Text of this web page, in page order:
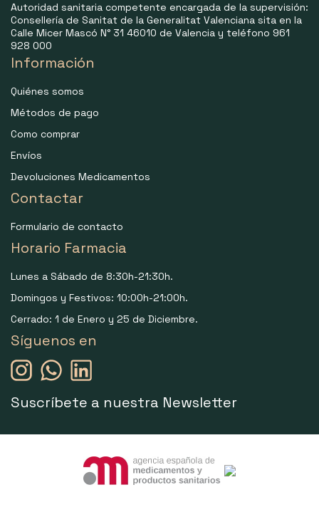
Autoridad sanitaria competente encargada de la supervisión:
Consellería de Sanitat de la Generalitat Valenciana sita en la
Calle Micer Mascó N° 31 46010 de Valencia y teléfono 961
928 000
Información
Quiénes somos
Métodos de pago
Como comprar
Envíos
Devoluciones Medicamentos
Contactar
Formulario de contacto
Horario Farmacia
Lunes a Sábado de 8:30h-21:30h.
Domingos y Festivos: 10:00h-21:00h.
Cerrado: 1 de Enero y 25 de Diciembre.
Síguenos en
Suscríbete a nuestra Newsletter